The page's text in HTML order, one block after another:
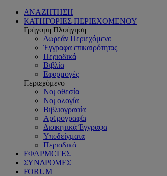
ΑΝΑΖΗΤΗΣΗ
ΚΑΤΗΓΟΡΙΕΣ ΠΕΡΙΕΧΟΜΕΝΟΥ
Γρήγορη Πλοήγηση
Δωρεάν Περιεχόμενο
Έγγραφα επικαιρότητας
Περιοδικά
Βιβλία
Εφαρμογές
Περιεχόμενο
Νομοθεσία
Νομολογία
Βιβλιογραφία
Αρθρογραφία
Διοικητικά Έγγραφα
Υποδείγματα
Περιοδικά
ΕΦΑΡΜΟΓΕΣ
ΣΥΝΔΡΟΜΕΣ
FORUM